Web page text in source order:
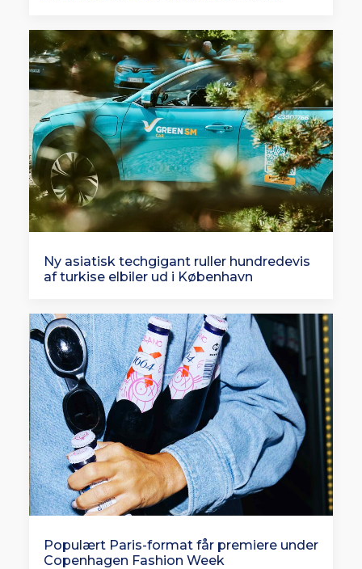
Ny asiatisk techgigant ruller hundredevis
af turkise elbiler ud i København
Populært Paris-format får premiere under
Copenhagen Fashion Week